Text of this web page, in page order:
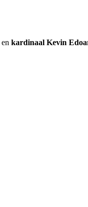
en kardinaal Kevin